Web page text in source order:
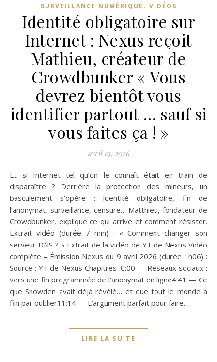
SURVEILLANCE NUMÉRIQUE , VIDÉOS
Identité obligatoire sur
Internet : Nexus reçoit
Mathieu, créateur de
Crowdbunker « Vous
devrez bientôt vous
identifier partout … sauf si
vous faites ça ! »
avril 19, 2026
Et si Internet tel qu’on le connaît était en train de
disparaître ? Derrière la protection des mineurs, un
basculement s’opère : identité obligatoire, fin de
l’anonymat, surveillance, censure… Matthieu, fondateur de
Crowdbunker, explique ce qui arrive et comment résister.
Extrait vidéo (durée 7 min) : « Comment changer son
serveur DNS ? » Extrait de la vidéo de YT de Nexus Vidéo
complète – Émission Nexus du 9 avril 2026 (durée 1h06) :
Source : YT de Nexus Chapitres :0:00 — Réseaux sociaux :
vers une fin programmée de l’anonymat en ligne4:41 — Ce
que Snowden avait déjà révélé… et que tout le monde a
fini par oublier11:14 — L’argument parfait pour faire…
LIRE LA SUITE